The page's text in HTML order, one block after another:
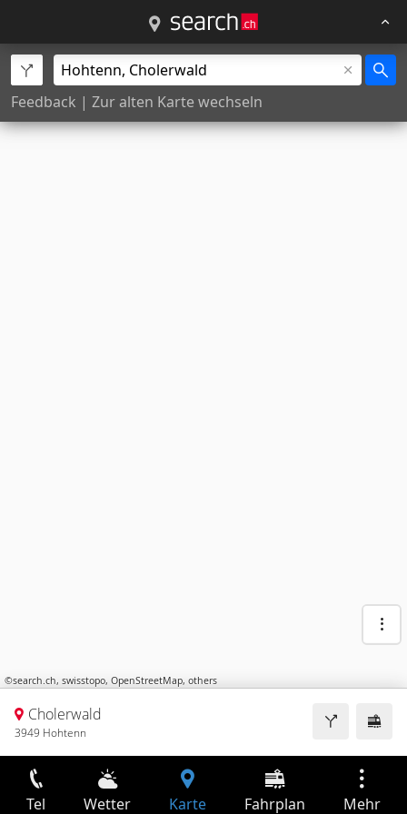
Feedback | Zur alten Karte wechseln
©search.ch, swisstopo, OpenStreetMap, others
Cholerwald
3949 Hohtenn
Tel Wetter Karte Fahrplan Mehr